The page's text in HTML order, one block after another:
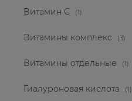
Витамин С (1)
Витамины комплекс (3)
Витамины отдельные (1)
Гиалуроновая кислота (1)